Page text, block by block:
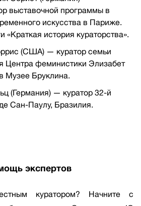
выставочной программы в
искусства в Париже.
«Краткая история кураторства».
(США) — куратор семьи
Центра феминистики Элизабет
Музее Бруклина.
(Германия) — куратор 32-й
Сан-Паулу, Бразилия.
экспертов
куратором? Начните с